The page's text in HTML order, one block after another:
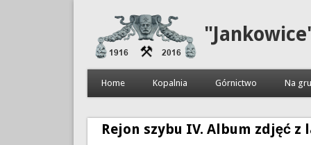
Home Kopalnia Górnictwo Na
Rejon szybu IV. Album zdjęć z